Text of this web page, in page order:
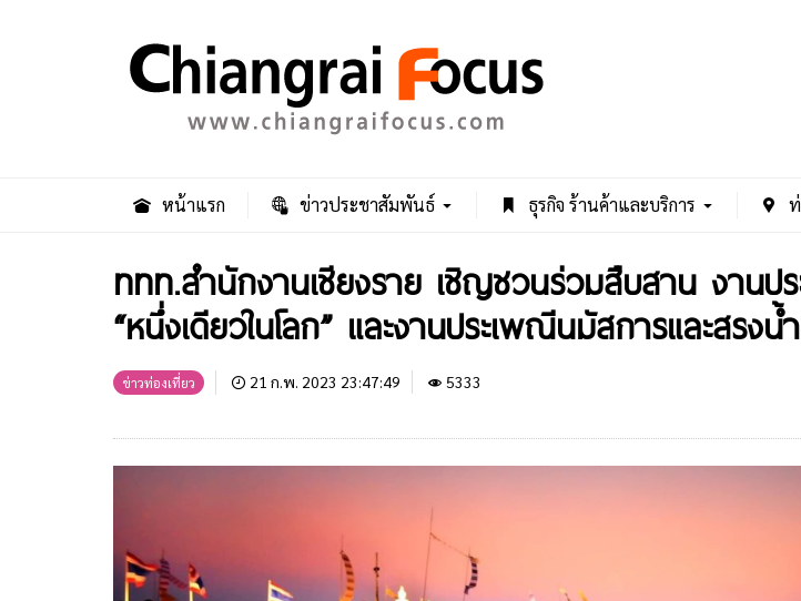
หน้าแรก ข่าวประชาสัมพันธ์ ธุรกิจ ร้านค้าและบริการ
ททท.สำนักงานเชียงราย เชิญชวนร่วมสืบสาน งานป
“หนึ่งเดียวในโลก” และงานประเพณีนมัสการและสร
ข่าวท่องเที่ยว 21 ก.พ. 2023 23:47:49 5333